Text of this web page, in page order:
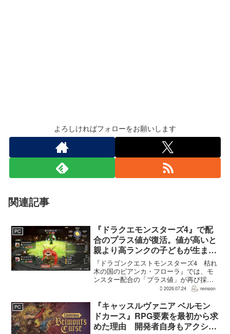
よろしければフォローをお願いします
関連記事
PC
『ドラクエモンスターズ4』で配
合のプラス値が復活。値が高いと
親より高ランクの子どもが生まれ
ることも
『ドラゴンクエストモンスターズ4 枯れ
木の国のビアンカ・フローラ』では、モ
ンスター配合の「プラス値」が再び採用
される。配合を繰り返すことで数値が増
が高くなる補正がかかる。前作『ドラゴ
ンクエストモンスターズ...
2026.07.24 remoon
PC
『キャッスルヴァニア ベルモン
ドカース』RPG要素を最初から求
めた理由 開発者自身もアクショ